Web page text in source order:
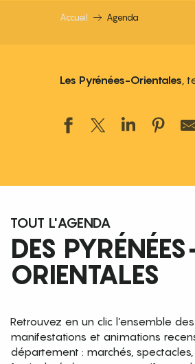
Accueil Agenda
Les Pyrénées-Orientales,
TOUT L'AGENDA
DES
ORIENTALES
Retrouvez en un clic l’ensemble
manifestations et animations
département : marchés, spectacles,